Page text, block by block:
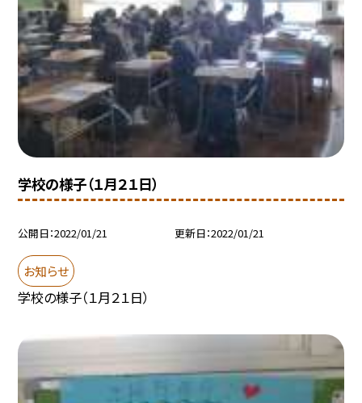
学校の様子（１月２１日）
公開日 2022/01/21 更新日 2022/01/21
お知らせ
学校の様子（１月２１日）